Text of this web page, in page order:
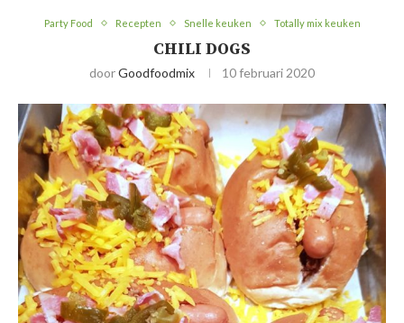
Party Food Recepten Snelle keuken Totally mix keuken
CHILI DOGS
doorGoodfoodmix 10 februari 2020